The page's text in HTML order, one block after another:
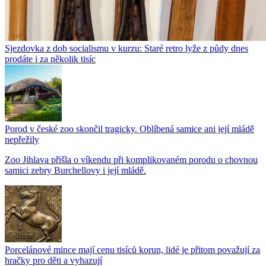
Sjezdovka z dob socialismu v kurzu: Staré retro lyže z půdy dnes
prodáte i za několik tisíc
Porod v české zoo skončil tragicky. Oblíbená samice ani její mládě
nepřežily
Zoo Jihlava přišla o víkendu při komplikovaném porodu o chovnou
samici zebry Burchellovy i její mládě.
Porcelánové mince mají cenu tisíců korun, lidé je přitom považují za
hračky pro děti a vyhazují